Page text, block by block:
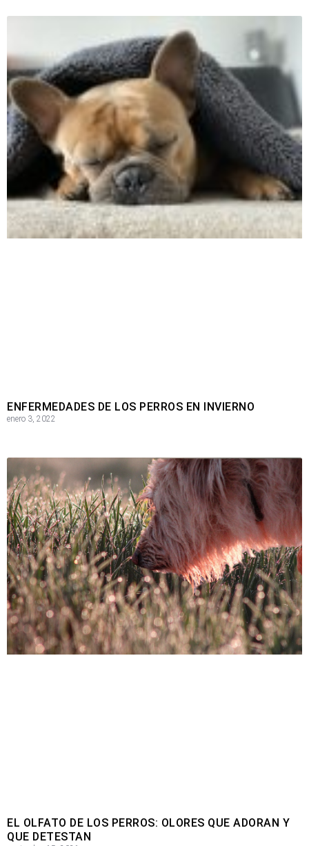
ENFERMEDADES DE LOS PERROS EN INVIERNO
enero 3, 2022
EL OLFATO DE LOS PERROS: OLORES QUE ADORAN Y
QUE DETESTAN